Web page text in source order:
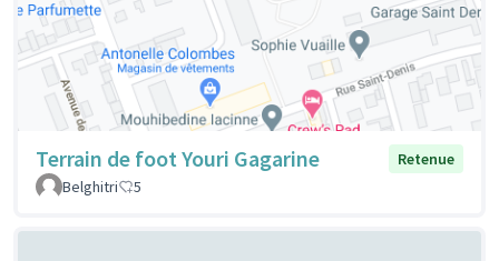
Terrain de foot Youri Gagarine
Retenue
Belghitri
5